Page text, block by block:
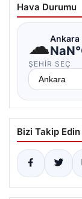
Hava Durumu
☁Ankara
ŞEHIR SEÇ
Bizi Takip Edin